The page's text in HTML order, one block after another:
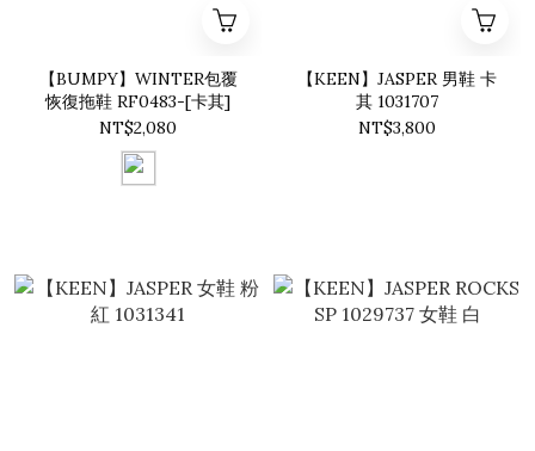
【BUMPY】WINTER包覆
恢復拖鞋 RF0483-[卡其]
NT$2,080
【KEEN】JASPER 男鞋 卡
其 1031707
NT$3,800